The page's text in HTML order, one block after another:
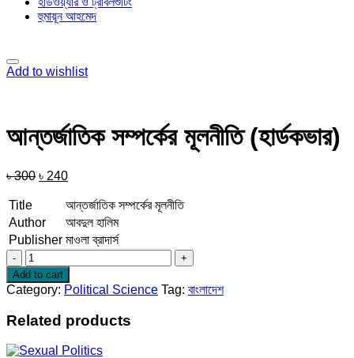
হুমায়ূন আহমেদ
Add to wishlist
আন্তর্জাতিক সম্পর্কের মূলনীতি (হার্ডকভার)
৳300 Original
৳ 300.
৳ 240Current
is:
৳ 240.
Title
আন্তর্জাতিক সম্পর্কের মূলনীতি
Author
আবদুল হালিম
Publisher মাওলা ব্রাদার্স
আন্তর্জাতিক
সম্পর্কের
মূলনীতি
(হার্ডকভার)
quantity
Add to cart
Category: Political Science Tag: বাংলাদেশ
Related products